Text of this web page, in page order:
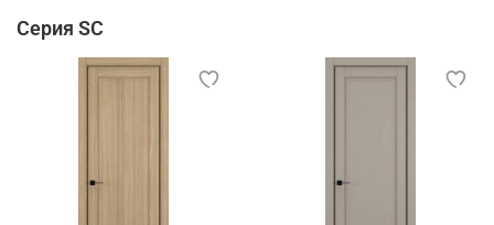
Серия SC